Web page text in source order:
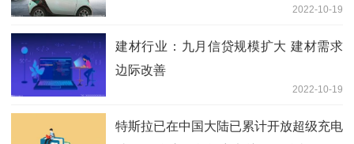
2022-10-19
建材行业：九月信贷规模扩大 建材需求
边际改善
2022-10-19
特斯拉已在中国大陆已累计开放超级充电